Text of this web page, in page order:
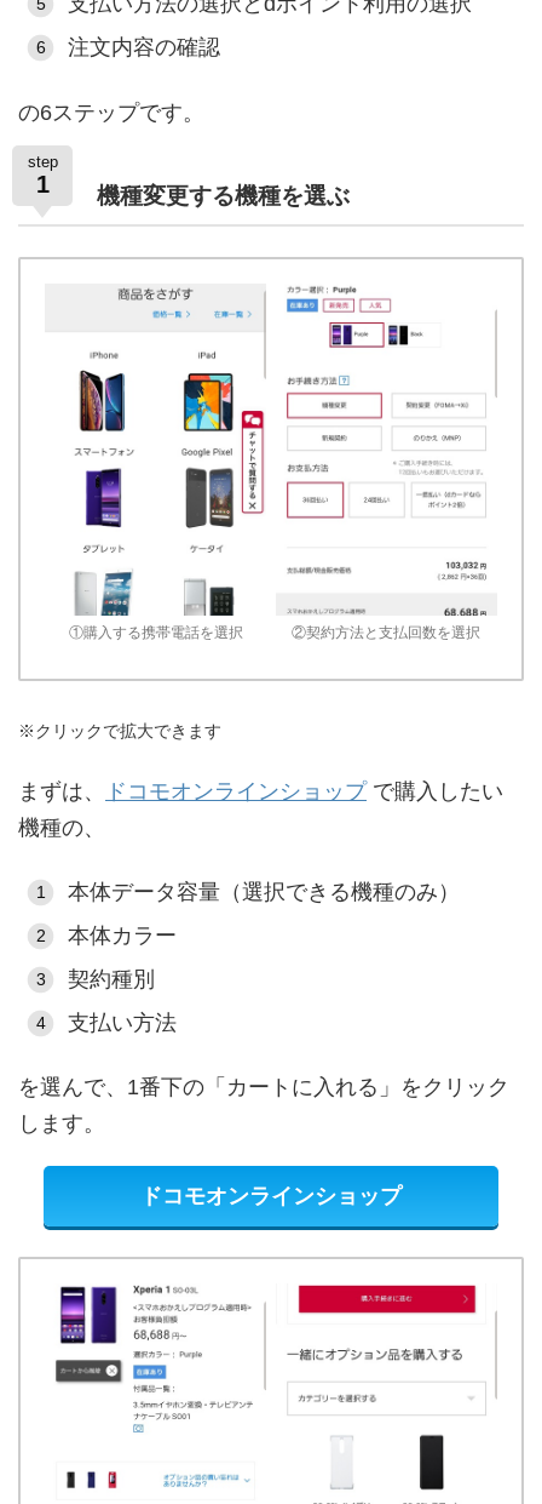
注文内容の確認
の6ステップです。
step
1 機種変更する機種を選ぶ
①購入する携帯電話を選択 ②契約方法と支払回数を選択
※クリックで拡大できます
まずは、 ドコモオンラインショップで購入したい
機種の、
本体データ容量（選択できる機種のみ）
本体カラー
契約種別
支払い方法
を選んで、1番下の「カートに入れる」をクリック
します。
ドコモオンラインショップ